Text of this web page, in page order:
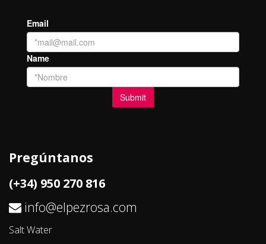
Pregúntanos
(+34) 950 270 816
info@elpezrosa.com
Salt Water